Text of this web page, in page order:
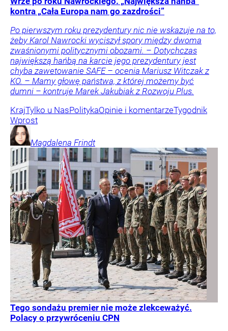
kontra „Cała Europa nam go zazdrości”
Po pierwszym roku prezydentury nic nie wskazuje na to,
żeby Karol Nawrocki wyciszył spory między dwoma
zwaśnionymi politycznymi obozami. – Dotychczas
największą hańbą na karcie jego prezydentury jest
chyba zawetowanie SAFE – ocenia Mariusz Witczak z
KO. – Mamy głowę państwa, z której możemy być
dumni – kontruje Marek Jakubiak z Rozwoju Plus.
KrajTylko u NasPolitykaOpinie i komentarzeTygodnik
Wprost
Magdalena Frindt
Tego sondażu premier nie może zlekceważyć.
Polacy o przywróceniu CPN